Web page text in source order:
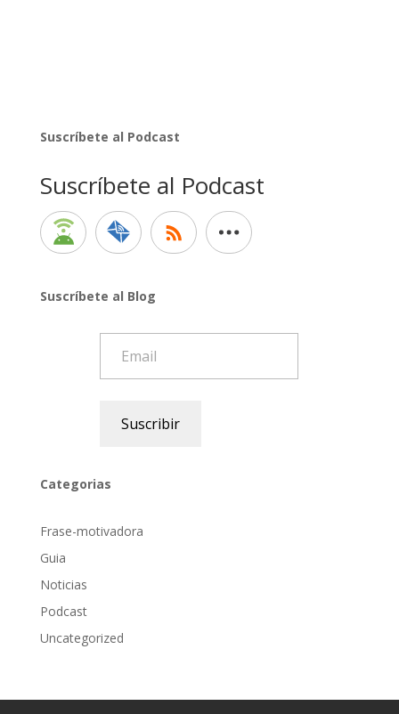
Suscríbete al Podcast
Suscríbete al Podcast
Suscríbete al Blog
Suscribir
Categorias
Frase-motivadora
Guia
Noticias
Podcast
Uncategorized